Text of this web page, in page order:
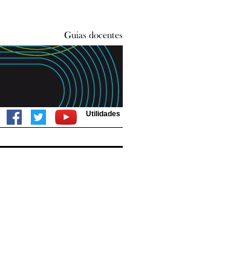
Utilidades